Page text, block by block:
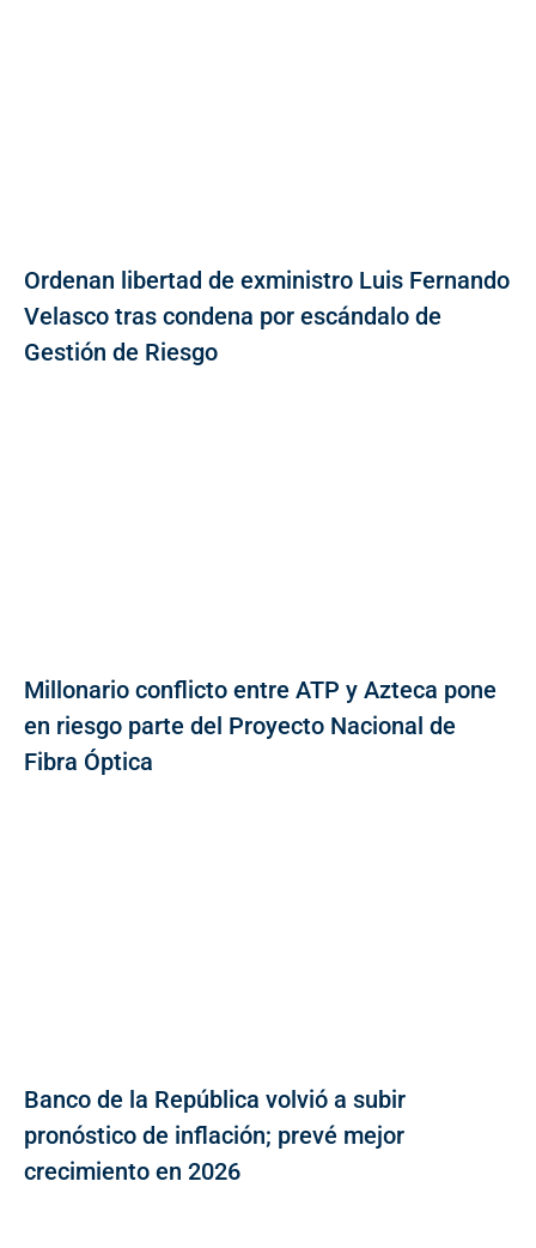
Ordenan libertad de exministro Luis Fernando
Velasco tras condena por escándalo de
Gestión de Riesgo
Millonario conflicto entre ATP y Azteca pone
en riesgo parte del Proyecto Nacional de
Fibra Óptica
Banco de la República volvió a subir
pronóstico de inflación; prevé mejor
crecimiento en 2026